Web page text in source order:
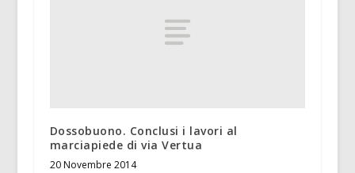
Dossobuono. Conclusi i lavori al
marciapiede di via Vertua
20 Novembre 2014